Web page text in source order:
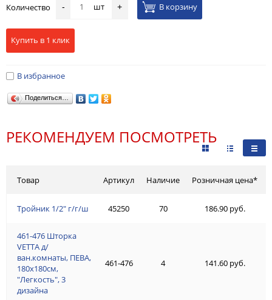
Количество - шт + В корзину
Купить в 1 клик
В избранное
Поделиться…
РЕКОМЕНДУЕМ ПОСМОТРЕТЬ
Товар
Тройник 1/2" г/г/ш
461-476 Шторка
VETTA д/
ван.комнаты, ПЕВА,
180x180см,
"Легкость", 3
дизайна
Артикул Наличие Розничная цена*
45250 70 186.90 руб.
461-476 4 141.60 руб.